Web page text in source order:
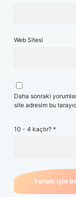
Web Sitesi
Daha sonraki
site adresim bu
10 - 4 kaçtır? *